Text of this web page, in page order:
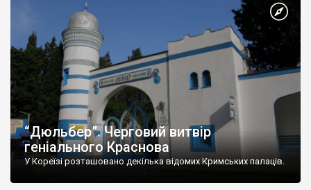
“Дюльбер”. Черговий витвір
геніального Краснова
У Кореїзі розташовано декілька відомих Кримських палаців.